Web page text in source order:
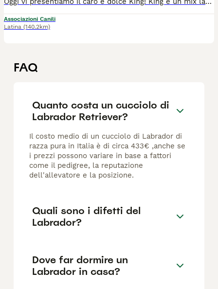
Associazioni Canili
Latina (140.2km)
FAQ
Quanto costa un cucciolo di
Labrador Retriever?
Il costo medio di un cucciolo di Labrador di
razza pura in Italia è di circa 433€ ,anche se
i prezzi possono variare in base a fattori
come il pedigree, la reputazione
dell'allevatore e la posizione.
Quali sono i difetti del
Labrador?
Dove far dormire un
Labrador in casa?